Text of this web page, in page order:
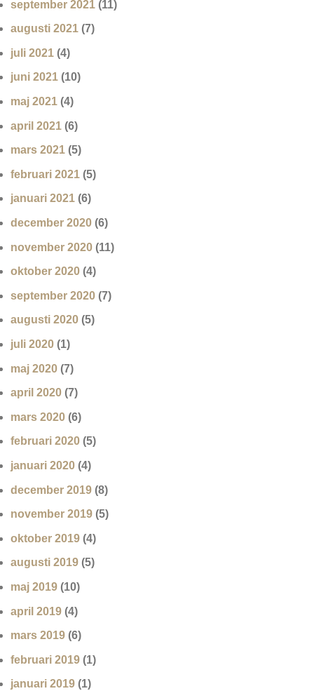
september 2021 (11)
augusti 2021 (7)
juli 2021 (4)
juni 2021 (10)
maj 2021 (4)
april 2021 (6)
mars 2021 (5)
februari 2021 (5)
januari 2021 (6)
december 2020 (6)
november 2020 (11)
oktober 2020 (4)
september 2020 (7)
augusti 2020 (5)
juli 2020 (1)
maj 2020 (7)
april 2020 (7)
mars 2020 (6)
februari 2020 (5)
januari 2020 (4)
december 2019 (8)
november 2019 (5)
oktober 2019 (4)
augusti 2019 (5)
maj 2019 (10)
april 2019 (4)
mars 2019 (6)
februari 2019 (1)
januari 2019 (1)